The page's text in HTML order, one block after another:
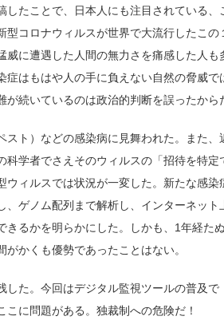
したことで、日本人にも注目されている
型コロナウィルスが世界で大流行したこ
威に遭遇した人間の無力さを痛感した人
症はもはや人の手に負えない自然の脅威
が続いているのは政治的判断を誤ったから
スト）などの感染病に見舞われた。また
科学者でさえそのウィルスの「招待を特
ウィルスでは状況が一変した。新たな感
、ゲノム配列まで解析し、インターネッ
きるかを明らかにした。しかも、1年経た
がかくも優勢であったことはない。
した。今回はデジタル監視ツールの普及で
こに問題がある。独裁制への危険だ！